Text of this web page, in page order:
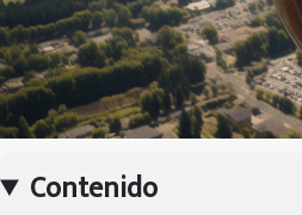
Contenido